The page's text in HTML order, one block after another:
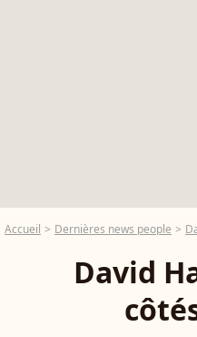
Accueil Dernières news people
David